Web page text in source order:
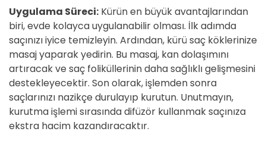
Uygulama Süreci: Kürün en büyük avantajlarından
biri, evde kolayca uygulanabilir olması. İlk adımda
saçınızı iyice temizleyin. Ardından, kürü saç köklerinize
masaj yaparak yedirin. Bu masaj, kan dolaşımını
artıracak ve saç foliküllerinin daha sağlıklı gelişmesini
destekleyecektir. Son olarak, işlemden sonra
saçlarınızı nazikçe durulayıp kurutun. Unutmayın,
kurutma işlemi sırasında difüzör kullanmak saçınıza
ekstra hacim kazandıracaktır.